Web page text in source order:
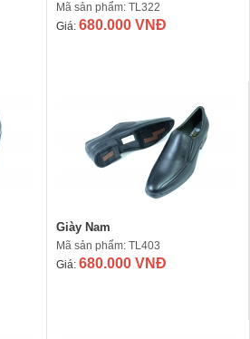
Mã sản phẩm: TL322
Giá: 680.000 VNĐ
Giày Nam
Mã sản phẩm: TL403
Giá: 680.000 VNĐ